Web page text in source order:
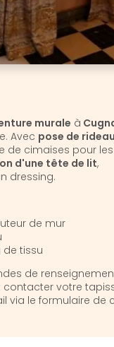
murale à
Avec pose de
de cimaises pour les
d'une tête de lit,
dressing.
de mur
de tissu
de
contacter votre
via le formulaire de